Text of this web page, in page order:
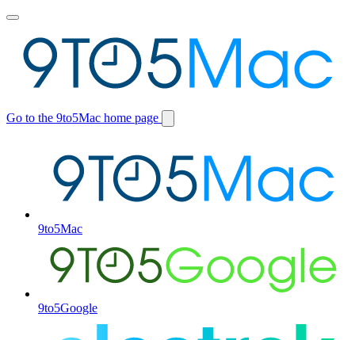
Toggle
menu
Go to the 9to5Mac home page
Switch
9to5Mac
9to5Google